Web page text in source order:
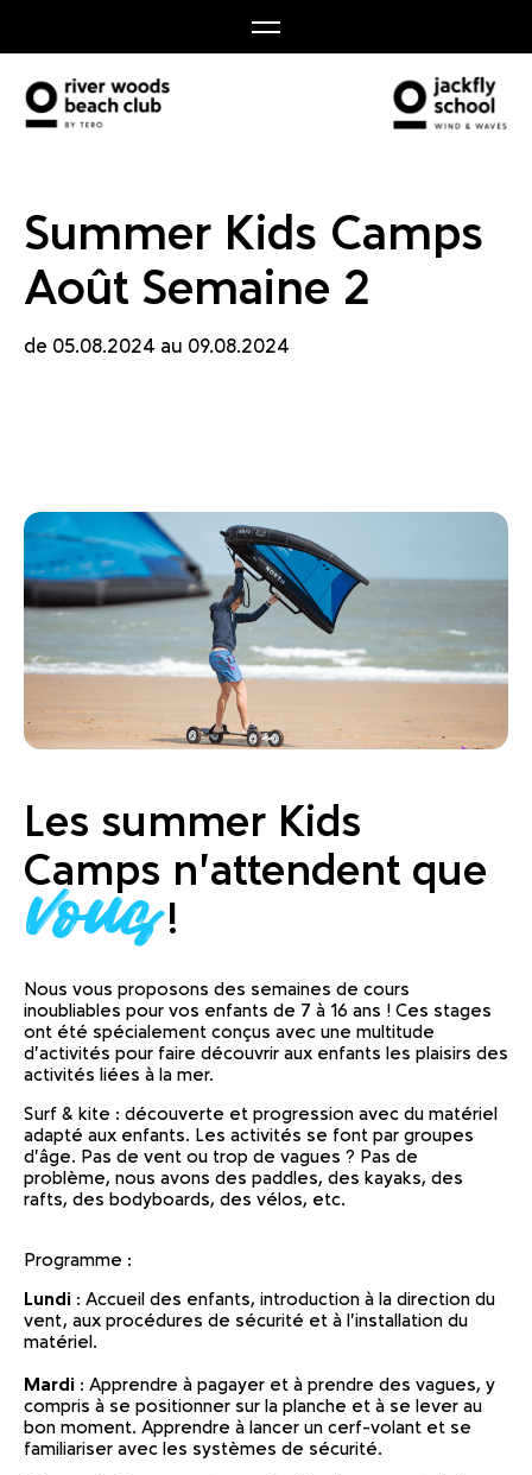
Summer Kids Camps
Août Semaine 2
de 05.08.2024 au 09.08.2024
Les summer Kids
Camps n'attendent que
vous!
Nous vous proposons des semaines de cours
inoubliables pour vos enfants de 7 à 16 ans ! Ces stages
ont été spécialement conçus avec une multitude
d'activités pour faire découvrir aux enfants les plaisirs des
activités liées à la mer.
Surf & kite : découverte et progression avec du matériel
adapté aux enfants. Les activités se font par groupes
d'âge. Pas de vent ou trop de vagues ? Pas de
problème, nous avons des paddles, des kayaks, des
rafts, des bodyboards, des vélos, etc.
Programme :
Lundi : Accueil des enfants, introduction à la direction du
vent, aux procédures de sécurité et à l'installation du
matériel.
Mardi : Apprendre à pagayer et à prendre des vagues, y
compris à se positionner sur la planche et à se lever au
bon moment. Apprendre à lancer un cerf-volant et se
familiariser avec les systèmes de sécurité.